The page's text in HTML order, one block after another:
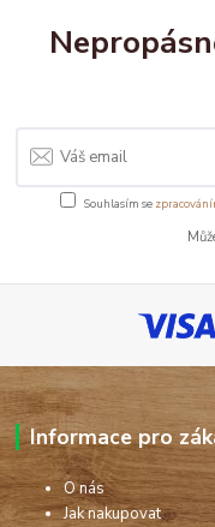
Souhlasím se
Informace pro
O nás
Jak nakupovat